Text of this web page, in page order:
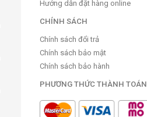
Hướng dẫn đặt hàng online
CHÍNH SÁCH
Chính sách đổi trả
Chính sách bảo mật
Chính sách bảo hành
PHƯƠNG THỨC THÀNH TOÁN